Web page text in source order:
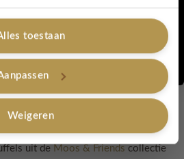
toestaan
Weigeren
decoratie voor de kinderkamer of
🤍
uit de Moos & Friends collectie
bedankt